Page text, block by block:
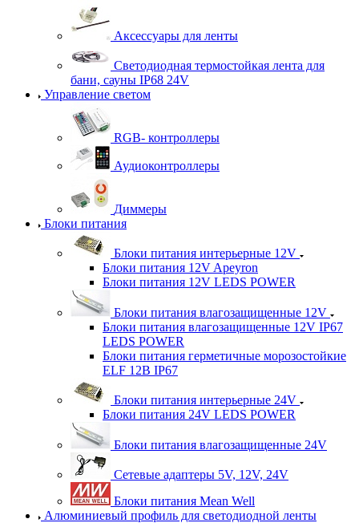
Аксессуары для ленты
Светодиодная термостойкая лента для
бани, сауны IP68 24V
Управление светом
RGB- контроллеры
Аудиоконтроллеры
Диммеры
Блоки питания
Блоки питания интерьерные 12V
Блоки питания 12V Apeyron
Блоки питания 12V LEDS POWER
Блоки питания влагозащищенные 12V
Блоки питания влагозащищенные 12V IP67
LEDS POWER
Блоки питания герметичные морозостойкие
ELF 12В IP67
Блоки питания интерьерные 24V
Блоки питания 24V LEDS POWER
Блоки питания влагозащищенные 24V
Сетевые адаптеры 5V, 12V, 24V
Блоки питания Mean Well
Алюминиевый профиль для светодиодной ленты